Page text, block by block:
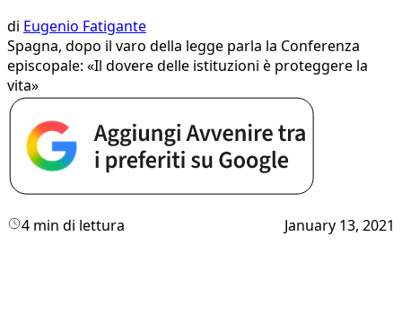
di Eugenio Fatigante
Spagna, dopo il varo della legge parla la Conferenza
episcopale: «Il dovere delle istituzioni è proteggere la
vita»
4 min di lettura January 13, 2021